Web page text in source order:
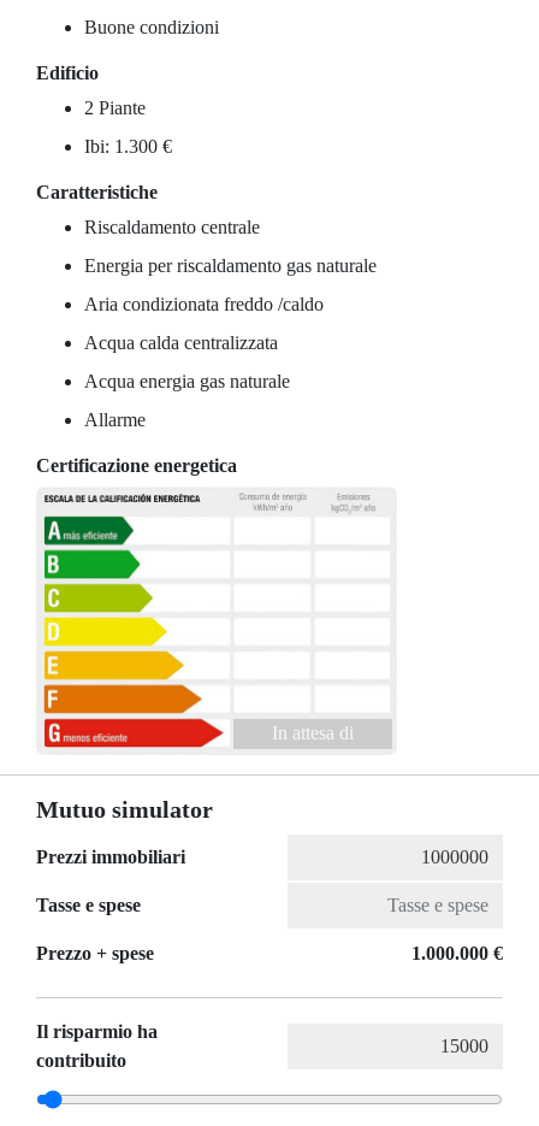
Buone condizioni
Edificio
2 Piante
Ibi: 1.300 €
Caratteristiche
Riscaldamento centrale
Energia per riscaldamento gas naturale
Aria condizionata freddo /caldo
Acqua calda centralizzata
Acqua energia gas naturale
Allarme
Certificazione energetica
In attesa di
Mutuo simulator
Prezzi immobiliari
Tasse e spese
Prezzo + spese 1.000.000 €
Il risparmio ha
contribuito